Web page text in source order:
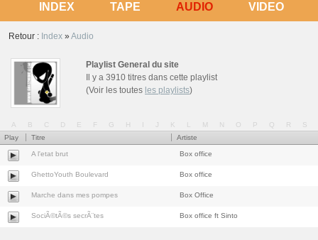
VIDEO
AUDIO
TAPE
INDEX
INDEX
Retour : Index » Audio
Playlist General du site
Il y a 3910 titres dans cette playlist
(Voir les toutes les playlists)
A B C D E F G H I J K M N O P Q R
S
Play
Titre Artiste
A l'etat brut Box office
GhettoYouth Boulevard Box office
Marche dans mes pompes Box Office
SociÃ©tÃ©s secrÃ¨tes Box office ft Sinto